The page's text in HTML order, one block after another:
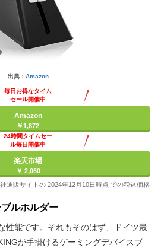
出典： Amazon
毎日お得なタイム
セール開催中
Amazon
￥1,872
24時間タイムセー
ル毎日開催中
楽天市場
￥ 2,060
通販サイトの 2024年12月10日時点 での税込価格
ルホルダー
性能です。それもそのはず、ドイツ最
が手掛けるゲーミングデバイスブ